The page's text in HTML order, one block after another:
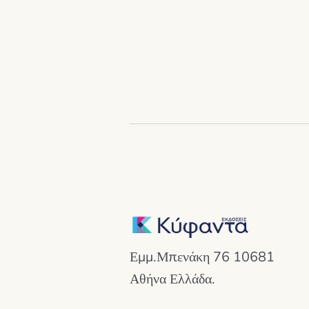
Εμμ.Μπενάκη 76 10681
Αθήνα Ελλάδα.